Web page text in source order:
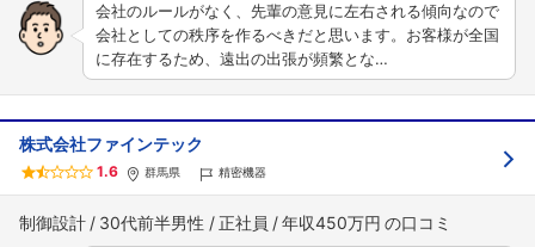
会社のルールがなく、先輩の意見に左右される傾向なので
会社としての秩序を作るべきだと思います。お客様が全国
に存在するため、遠出の出張が頻繁とな…
株式会社ファインテック
1.6 群馬県 精密機器
制御設計 30代前半男性 正社員 年収450万円